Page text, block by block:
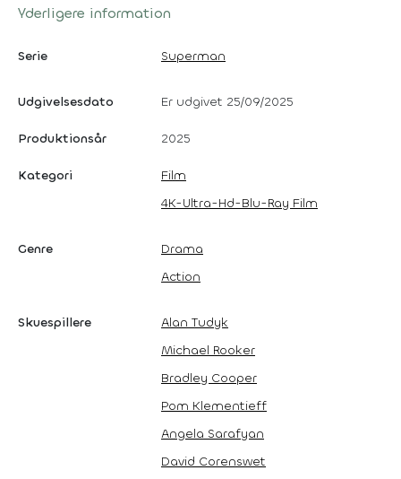
Yderligere information
Serie Superman
Udgivelsesdato Er udgivet 25/09/2025
Produktionsår 2025
Kategori
Film
4K-Ultra-Hd-Blu-Ray Film
Genre
Drama
Action
Skuespillere
Alan Tudyk
Michael Rooker
Bradley Cooper
Pom Klementieff
Angela Sarafyan
David Corenswet